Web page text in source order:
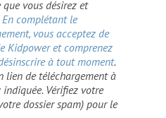
vous désirez et
En complétant le
vous acceptez de
Kidpower et comprenez
à tout moment.
lien de téléchargement à
indiquée. Vérifiez votre
dossier spam) pour le